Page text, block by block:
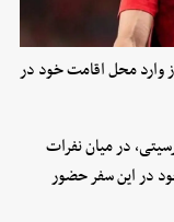
وارد محل اقامت خود در
در میان نفرات
در این سفر حضور